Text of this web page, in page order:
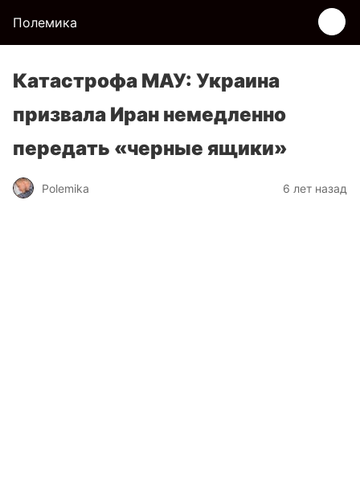
Полемика
Катастрофа МАУ: Украина
призвала Иран немедленно
передать «черные ящики»
Polemika 6 лет назад